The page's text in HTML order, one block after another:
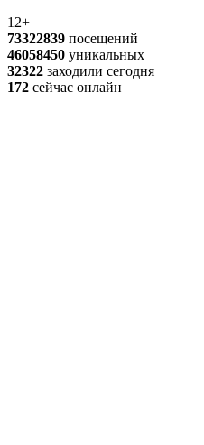
12+
73322839 посещений
46058450 уникальных
32322 заходили сегодня
172 сейчас онлайн